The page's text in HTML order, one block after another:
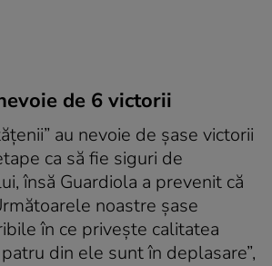
de 6 victorii
au nevoie de şase victorii
ca să fie siguri de
însă Guardiola a prevenit că
noastre şase
în ce priveşte calitatea
din ele sunt în deplasare”,